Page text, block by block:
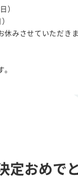
）
みさせていただきま
おめで